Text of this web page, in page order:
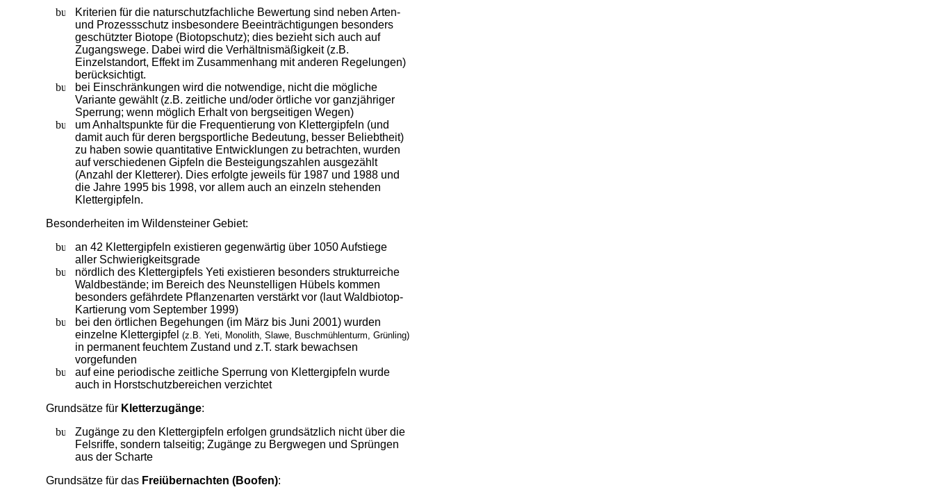
Kriterien für die naturschutzfachliche Bewertung sind neben Arten-
und Prozessschutz insbesondere Beeinträchtigungen besonders
geschützter Biotope (Biotopschutz); dies bezieht sich auch auf
Zugangswege. Dabei wird die Verhältnismäßigkeit (z.B.
Einzelstandort, Effekt im Zusammenhang mit anderen Regelungen)
berücksichtigt.
bei Einschränkungen wird die notwendige, nicht die mögliche
Variante gewählt (z.B. zeitliche und/oder örtliche vor ganzjähriger
Sperrung; wenn möglich Erhalt von bergseitigen Wegen)
um Anhaltspunkte für die Frequentierung von Klettergipfeln (und
damit auch für deren bergsportliche Bedeutung, besser Beliebtheit)
zu haben sowie quantitative Entwicklungen zu betrachten, wurden
auf verschiedenen Gipfeln die Besteigungszahlen ausgezählt
(Anzahl der Kletterer). Dies erfolgte jeweils für 1987 und 1988 und
die Jahre 1995 bis 1998, vor allem auch an einzeln stehenden
Klettergipfeln.
Besonderheiten im Wildensteiner Gebiet:
an 42 Klettergipfeln existieren gegenwärtig über 1050 Aufstiege
aller Schwierigkeitsgrade
nördlich des Klettergipfels Yeti existieren besonders strukturreiche
Waldbestände; im Bereich des Neunstelligen Hübels kommen
besonders gefährdete Pflanzenarten verstärkt vor (laut Waldbiotop-
Kartierung vom September 1999)
bei den örtlichen Begehungen (im März bis Juni 2001) wurden
einzelne Klettergipfel (z.B. Yeti, Monolith, Slawe, Buschmühlenturm, Grünling)
in permanent feuchtem Zustand und z.T. stark bewachsen
vorgefunden
auf eine periodische zeitliche Sperrung von Klettergipfeln wurde
auch in Horstschutzbereichen verzichtet
Grundsätze für Kletterzugänge:
Zugänge zu den Klettergipfeln erfolgen grundsätzlich nicht über die
Felsriffe, sondern talseitig; Zugänge zu Bergwegen und Sprüngen
aus der Scharte
Grundsätze für das Freiübernachten (Boofen):